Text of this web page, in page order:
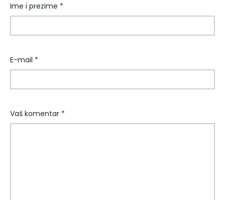
Ime i prezime *
E-mail *
Vaš komentar *